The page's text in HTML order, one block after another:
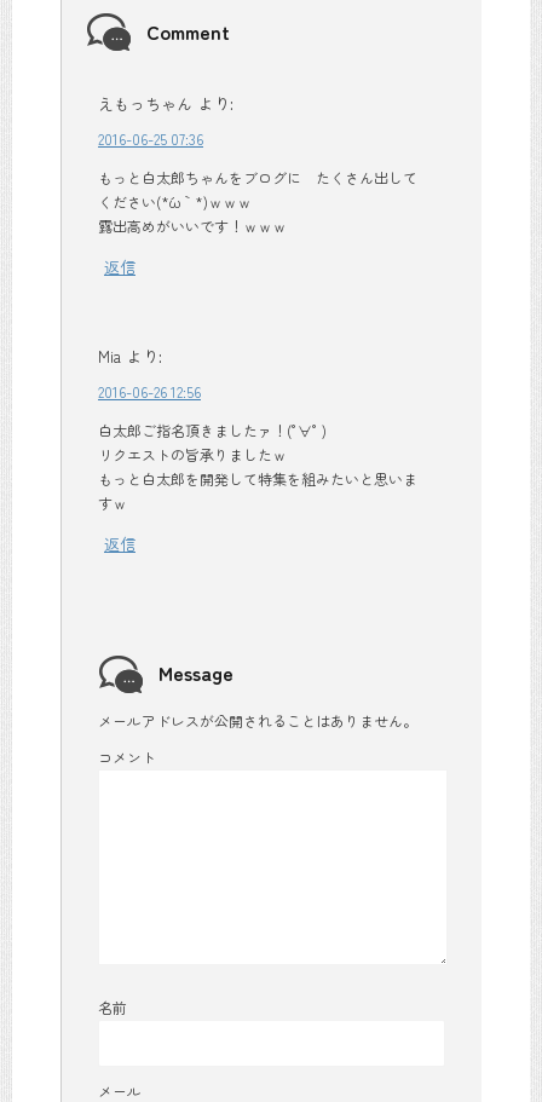
Comment
えもっちゃん より:
2016-06-25 07:36
もっと白太郎ちゃんをブログに たくさん出して
ください(*´ω｀*)ｗｗｗ
露出高めがいいです！ｗｗｗ
返信
Mia より:
2016-06-26 12:56
白太郎ご指名頂きましたァ！(°∀° )
リクエストの旨承りましたｗ
もっと白太郎を開発して特集を組みたいと思いま
すｗ
返信
Message
メールアドレスが公開されることはありません。
コメント
名前
メール